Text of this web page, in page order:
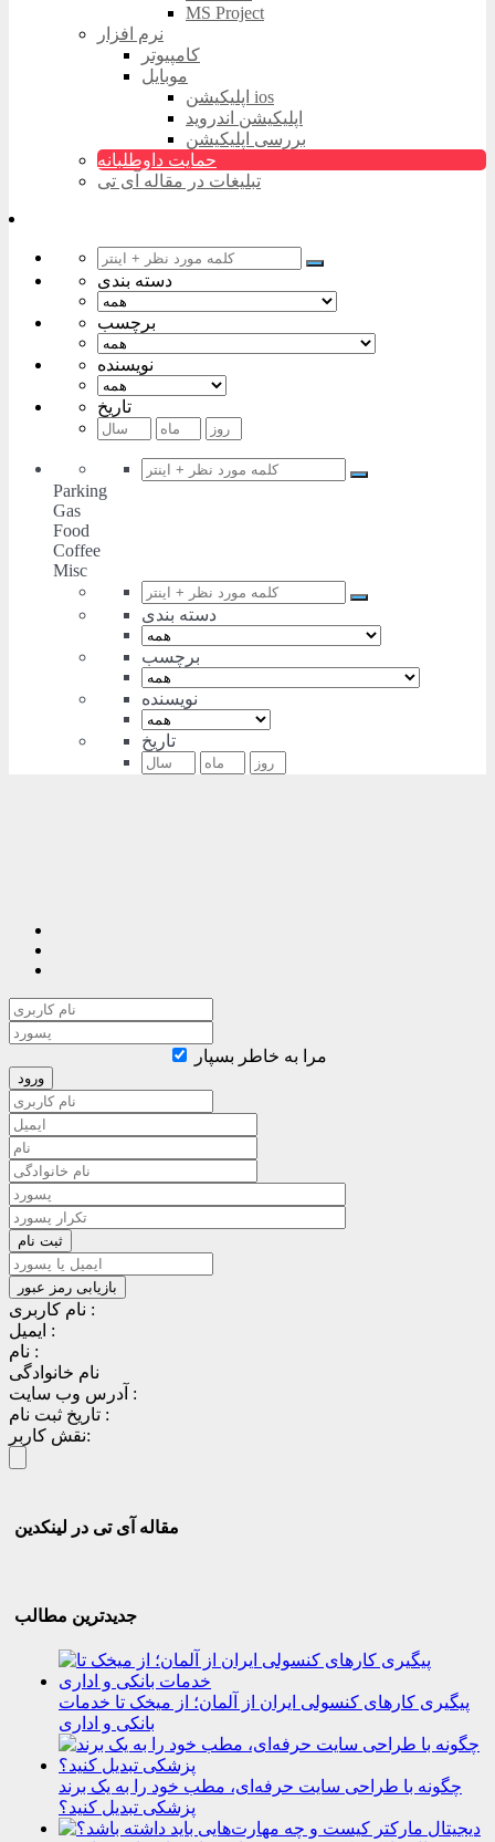
MS Project
نرم افزار
کامپیوتر
موبایل
اپلیکیشن ios
اپلیکیشن اندروید
بررسی اپلیکیشن
حمایت داوطلبانه
تبلیغات در مقاله آی تی
دسته بندی
برچسب
نویسنده
تاریخ
Parking
Gas
Food
Coffee
Misc
دسته بندی
برچسب
نویسنده
تاریخ
مرا به خاطر بسپار
نام کاربری :
ایمیل :
نام :
نام خانوادگی
آدرس وب سایت :
تاریخ ثبت نام :
نقش کاربر:
مقاله آی تی در لینکدین
جدیدترین مطالب
پیگیری کارهای کنسولی ایران از آلمان؛ از میخک تا خدمات
بانکی و اداری
چگونه با طراحی سایت حرفه‌ای، مطب خود را به یک برند
پزشکی تبدیل کنید؟